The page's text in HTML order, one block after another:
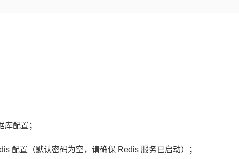
配置；
配置（默认密码为空，请确保 Redis 服务已启动）；